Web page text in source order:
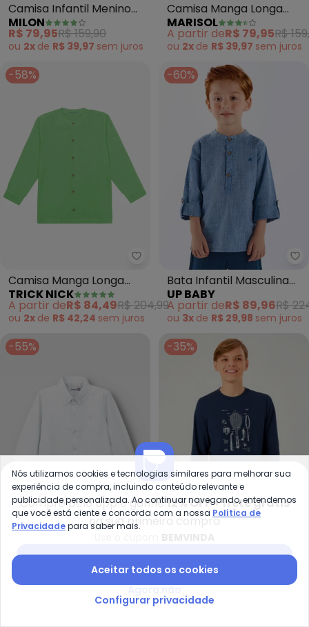
Camisa Infantil Menino
(Branco)
MILON
R$ 79,95R$ 159,90
ou 2x de R$ 39,97 sem juros
Camisa Manga Longa
Infantil Masculina (Azul)
MARISOL
A partir deR$ 79,95R$
ou 2x de R$ 39,97 sem juros
-58%
Trick Nick - Camisa Manga
Camisa Manga Longa
(Verde)
TRICK NICK
A partir deR$ 84,49R$ 204,99
ou 2x de R$ 42,24 sem juros
-60%
Bata Infantil Masculina
Algodão (Azul)
UP BABY
A partir deR$ 89,96R$
ou 3x de R$ 29,98 sem juros
-55%
Camisa Tradicional em
Tricoline Menino
(Branco)
CARINHOSO
R$ 80,95 R$ 179,90
-35%
Camiseta Meia Malha
(Marinho)
PULLA BULLA
R$ 78,92R$ 121,42
Compre pelo app e ganhe12% OFF + frete grátis
na sua primeira compra
Nós utilizamos cookies e tecnologias similares para melhorar sua
experiência de compra, incluindo conteúdo relevante e
publicidade personalizada. Ao continuar navegando, entendemos
que você está ciente e concorda com a nossa Política de
Privacidadepara saber mais.
Aceitar todos os cookies
Configurar privacidade